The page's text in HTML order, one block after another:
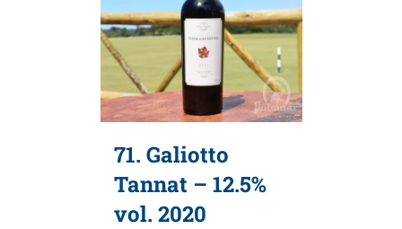
71. Galiotto
Tannat – 12.5%
vol. 2020